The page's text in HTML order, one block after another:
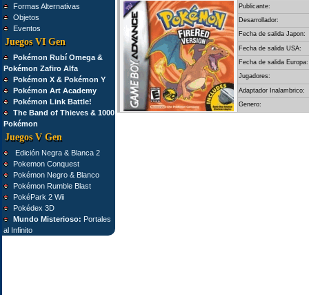
Formas Alternativas
Objetos
Eventos
Juegos VI Gen
Pokémon Rubí Omega &
Pokémon Zafiro Alfa
Pokémon X & Pokémon Y
Pokémon Art Academy
Pokémon Link Battle!
The Band of Thieves & 1000
Pokémon
Juegos V Gen
Edición Negra & Blanca 2
Pokemon Conquest
Pokémon Negro & Blanco
Pokémon Rumble Blast
PokéPark 2 Wii
Pokédex 3D
Mundo Misterioso: Portales
al Infinito
Publicante:
Desarrollador:
Fecha de salida Japon:
Fecha de salida USA:
Fecha de salida Europa:
Jugadores:
Adaptador Inalambrico:
Genero: